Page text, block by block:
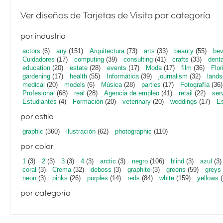
Ver diseños de Tarjetas de Visita por categoría
por industria
actors (6) any (151) Arquitectura(73) arts (33) beauty (55)
Cuidadores (17) computing (39) consulting (41) crafts (33)
education (20) estate (28) events (17) Moda(17) film (36)
gardening (17) health (55) Informática(39) journalism (32)
medical (20) models (6) Música(28) parties (17) Fotografía(36)
Profesional (68) real (28) Agencia de empleo (41) retail (22)
Estudiantes (4) Formación (20) veterinary (20) weddings (17)
por estilo
graphic (360) ilustración (62) photographic (110)
por color
1 (3) 2 (3) 3 (3) 4 (3) arctic (3) negro (106) blind (3) azul (3)
coral (3) Crema(32) deboss (3) graphite (3) greens (59) greys
neon (3) pinks (26) purples (14) reds (84) white (159) yellows
por categoría